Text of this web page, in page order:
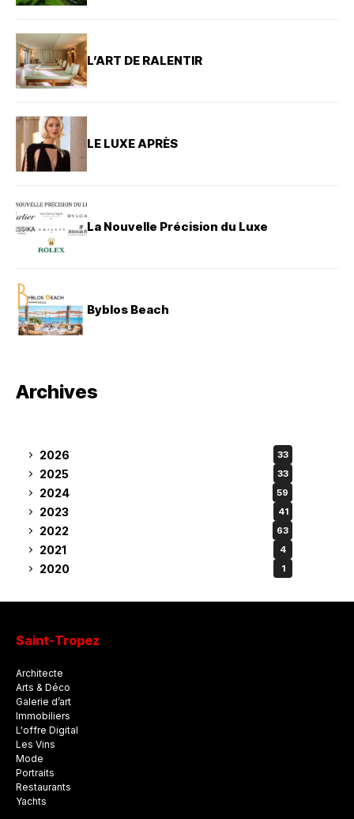
L’ART DE RALENTIR
LE LUXE APRÈS
La Nouvelle Précision du Luxe
Byblos Beach
Archives
2026 33
2025 33
2024 59
2023 41
2022 63
2021 4
2020 1
Saint-Tropez
Architecte
Arts & Déco
Galerie d’art
Immobiliers
L'offre Digital
Les Vins
Mode
Portraits
Restaurants
Yachts